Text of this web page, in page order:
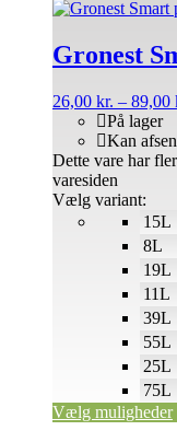
Gronest
26,00 kr. – 89,00
På lager
Kan
Vælg variant:
Vælg muligheder
Dette vare har
varesiden
15L
8L
19L
11L
39L
55L
25L
75L